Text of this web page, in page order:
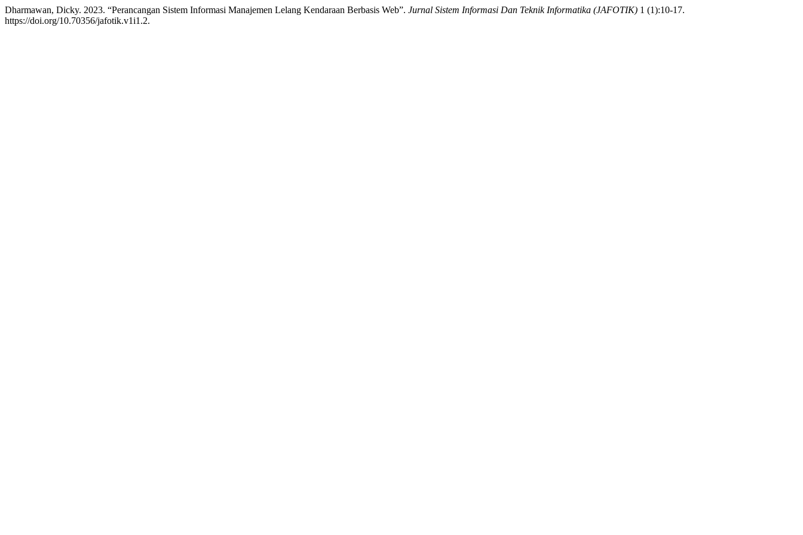
Dharmawan, Dicky. 2023. “Perancangan Sistem Informasi Manajemen Lelang Kendaraan Berbasis Web”. Jurnal Sistem Informasi Dan Teknik Informatika (JAFOTIK) 1 (1):10-17.
https://doi.org/10.70356/jafotik.v1i1.2.